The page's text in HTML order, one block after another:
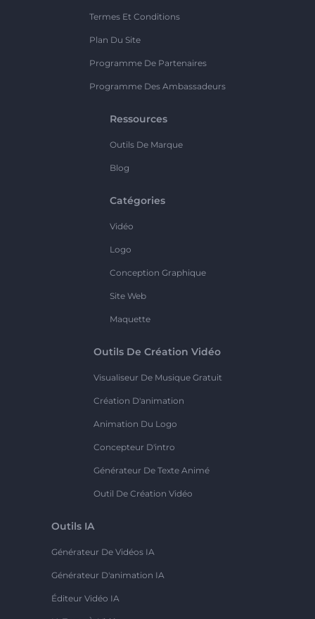
Termes Et Conditions
Plan Du Site
Programme De Partenaires
Programme Des Ambassadeurs
Ressources
Outils De Marque
Blog
Catégories
Vidéo
Logo
Conception Graphique
Site Web
Maquette
Outils De Création Vidéo
Visualiseur De Musique Gratuit
Création D'animation
Animation Du Logo
Concepteur D'intro
Générateur De Texte Animé
Outil De Création Vidéo
Outils IA
Générateur De Vidéos IA
Générateur D'animation IA
Éditeur Vidéo IA